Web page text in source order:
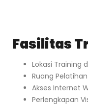
Fasilitas
Lokasi Training
Ruang
Akses Internet
Perlengkapan